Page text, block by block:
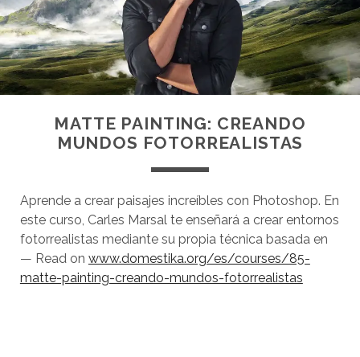
MATTE PAINTING: CREANDO
MUNDOS FOTORREALISTAS
Aprende a crear paisajes increíbles con Photoshop. En
este curso, Carles Marsal te enseñará a crear entornos
fotorrealistas mediante su propia técnica basada en
— Read on www.domestika.org/es/courses/85-
matte-painting-creando-mundos-fotorrealistas